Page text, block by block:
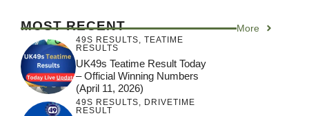
MOST RECENT More
49S RESULTS
TEATIME
RESULTS
UK49s Teatime Result Today
– Official Winning Numbers
(April 11, 2026)
49S RESULTS
DRIVETIME
RESULT